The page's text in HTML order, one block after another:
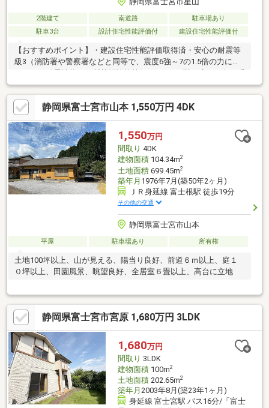
2階建て 南道路
駐車場あり
駐車3台
設計住宅性能評価付 建設住宅性能評価付
【おすすめポイント】・建設住宅性能評価取得済・安心の耐震等
級3（消防署や警察署などと同等で、震度6強～7の1.5倍の力に耐
かく、冷暖房の使用を抑え光熱費削減にも繋がります。・WIC、
全居室収納付きで収納豊富・リビング横に畳スペースがあり、ま
ったりのんびり・2階に浴室があるのでお風呂後そのまま寝室に移
動ができ便利【周辺施設】・黒田小学校まで200m（徒歩3分）・
セブンイレブン富士宮黒田店まで750m（徒歩10分）・ポテト野中
店まで1400m（徒歩18分）・イオン富士宮まで1600m（徒歩20
分）
静岡県富士宮市山本 1,550万円 4DK
1,550万円
間取り 4DK
建物面積104.34m2
土地面積699.45m2
築年月 1976年7月(築50年2ヶ月)
ＪＲ身延線 富士根駅 徒歩19分
その他の交通
静岡県富士宮市山本
平屋 駐車場あり 所有権
土地100坪以上、山が見える、陽当り良好、前道６ｍ以上、庭１
０坪以上、田園風景、眺望良好、全居室６畳以上、高台に立地
静岡県富士宮市宮原 1,680万円 3LDK
1,680万円
間取り 3LDK
建物面積100m2
土地面積202.65m2
築年月 2003年8月(築23年1ヶ月)
身延線 富士宮駅 バス16分/「富士